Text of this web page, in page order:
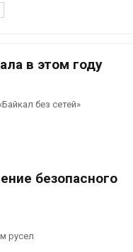
в этом году
без сетей»
безопасного
русел
раза
защиту